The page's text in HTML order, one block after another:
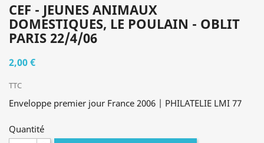
CEF - JEUNES ANIMAUX
DOMESTIQUES, LE POULAIN - OBLIT
PARIS 22/4/06
2,00 €
TTC
Enveloppe premier jour France 2006 | PHILATELIE LMI 77
Quantité